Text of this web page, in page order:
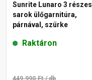
Sunrite Lunaro 3 részes
sarok ülőgarnitúra,
párnával, szürke
Raktáron